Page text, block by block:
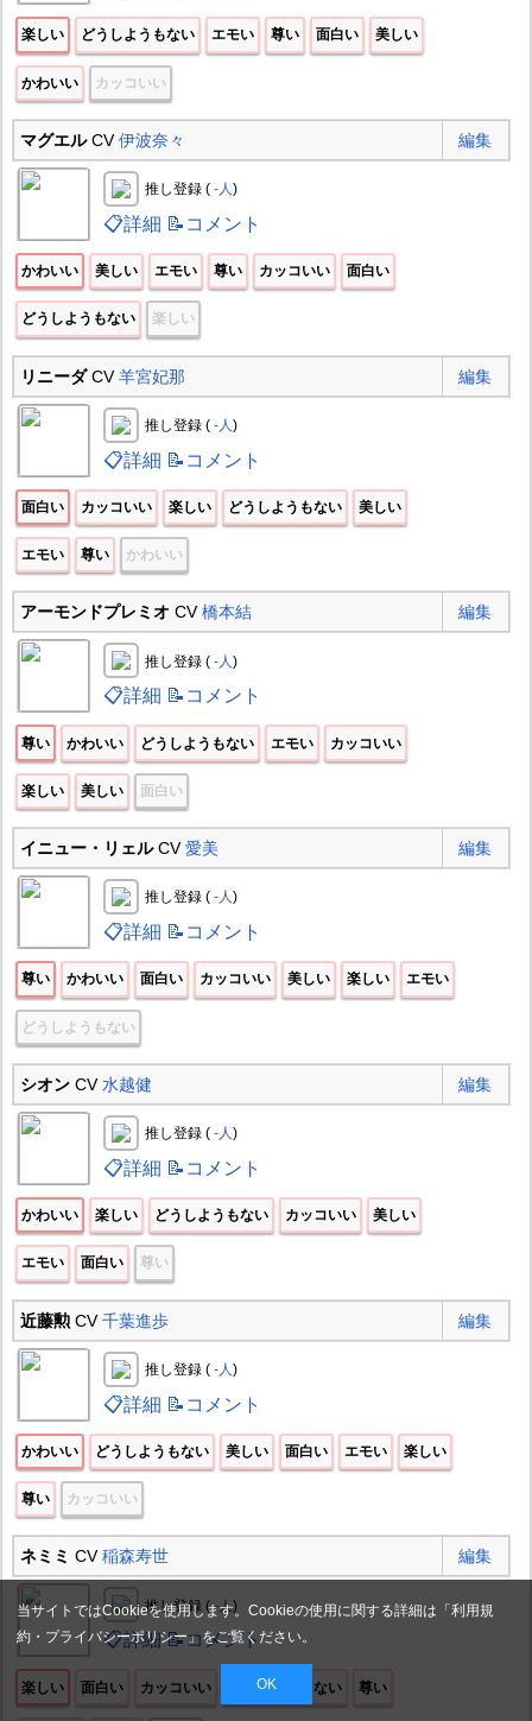
楽しい どうしようもない エモい 尊い 面白い 美しい
かわいい カッコいい
マグエルCV伊波奈々 編集
推し登録 ( -人)
📋詳細 📝コメント
かわいい 美しい エモい 尊い カッコいい 面白い
どうしようもない 楽しい
リニーダCV羊宮妃那 編集
推し登録 ( -人)
📋詳細 📝コメント
面白い カッコいい 楽しい どうしようもない 美しい
エモい 尊い かわいい
アーモンドプレミオ CV橋本結 編集
推し登録 ( -人 )
📋詳細 📝コメント
尊い かわいい どうしようもない エモい カッコいい
楽しい 美しい 面白い
イニュー・リェルCV愛美 編集
推し登録 ( -人)
📋詳細 📝コメント
尊い かわいい 面白い カッコいい 美しい 楽しい エモい
どうしようもない
シオンCV水越健 編集
推し登録 ( -人)
📋詳細 📝コメント
かわいい 楽しい どうしようもない カッコいい 美しい
エモい 面白い 尊い
近藤勲CV千葉進歩 編集
推し登録 ( -人)
📋詳細 📝コメント
かわいい どうしようもない 美しい 面白い エモい 楽しい
尊い カッコいい
ネミミ CV稲森寿世 編集
推し登録 (-人)
📋詳細 📝コメント
楽しい 面白い カッコいい どうしようもない 尊い
当サイトではCookieを使用します。Cookieの使用に関する詳細は「利用規
約・プライバシーポリシー」をご覧ください。
OK